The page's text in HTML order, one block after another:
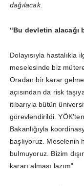
dağılacak.
“Bu devletin alacağı
Dolayısıyla hastalıkla
meselesinde biz
Oradan bir karar
açısından da risk
itibarıyla bütün
görevlendirildi.
Bakanlığıyla
başlıyoruz. Meselenin
bulmuyoruz. Bizim
kararı alması lazım”